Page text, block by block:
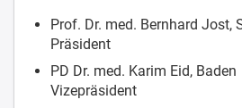
Prof. Dr. med. Bernhard Jost,
Präsident
PD Dr. med. Karim Eid, Baden
Vizepräsident